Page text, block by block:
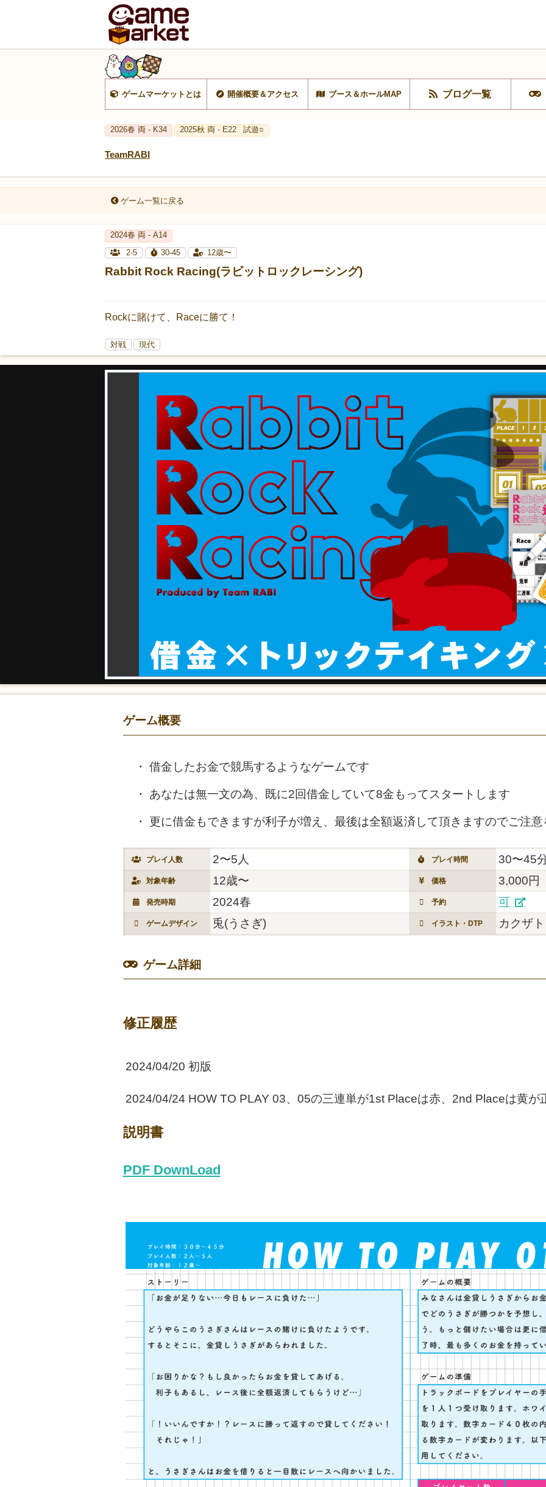
ゲームマーケットとは 開催概要＆アクセス ブース＆ホールMAP ブログ一覧
2026春 両 - K34 2025秋 両 - E22 試遊○
TeamRABI
ゲーム一覧に戻る
2024春 両 - A14
2-5
30-45 12歳〜
Rabbit Rock Racing(ラビットロックレーシング)
Rockに賭けて、Raceに勝て！
対戦 現代
ゲーム概要
借金したお金で競馬するようなゲームです
あなたは無一文の為、既に2回借金していて8金もってスタートします
更に借金もできますが利子が増え、最後は全額返済して頂きますのでご注意
プレイ人数 2〜5人 プレイ時間 30〜45
対象年齢 12歳〜 価格 3,000円
発売時期 2024春 予約 可
ゲームデザイン 兎(うさぎ) イラスト・DTP カクザ
ゲーム詳細
修正履歴
2024/04/20 初版
2024/04/24 HOW TO PLAY 03、05の三連単が1st Placeは赤、2nd Placeは黄が
説明書
PDF DownLoad